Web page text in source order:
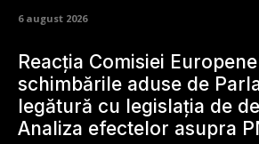
6 august 2026
Reacția Comisiei
schimbările aduse de
legătură cu legislația de
Analiza efectelor asupra